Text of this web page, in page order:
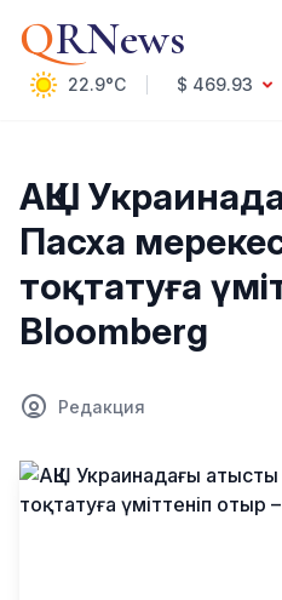
QRNews
22.9°C $ 469.93
Саясат
Технология
Экономика
Қоғам
Білім және Ғылым
Спорт
Ауа райы
Денсаулық
АҚШ
Пасха
тоқтатуға
Bloomberg
Редакция